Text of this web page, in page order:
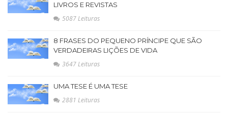
LIVROS E REVISTAS
5087 Leituras
8 FRASES DO PEQUENO PRÍNCIPE QUE SÃO
VERDADEIRAS LIÇÕES DE VIDA
3647 Leituras
UMA TESE É UMA TESE
2881 Leituras